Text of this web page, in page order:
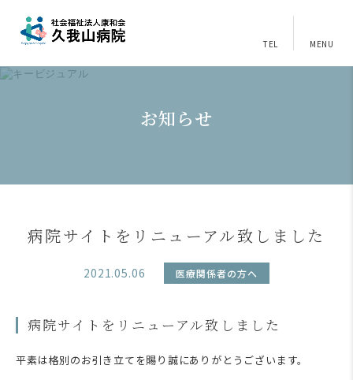
TEL MENU
お知らせ
病院サイトをリニューアル致しました
2021.05.06 医療関係者の方へ
病院サイトをリニューアル致しました
平素は格別のお引き立てを賜り誠にありがとうございます。